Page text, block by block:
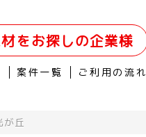
をお探しの企業様
案件一覧 ご利用の流れ
が丘